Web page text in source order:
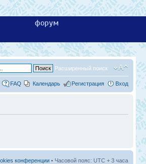
форум
Расширенный поиск
FAQ Календарь Регистрация Вход
конференции • Часовой пояс: UTC + 3 часа